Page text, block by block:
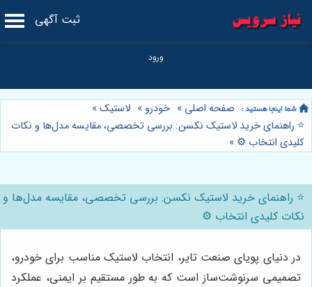
ثبت آگهی
صفحه اصلی » خودرو » لاستیک»
⭐️ راهنمای خرید لاستیک نکسن: بررسی تخصصی، مقایسه مدل‌ها و نکات
کلیدی انتخاب ⚙️ »
⭐️ راهنمای خرید لاستیک نکسن: بررسی تخصصی، مقایسه مدل‌ها و
نکات کلیدی انتخاب ⚙️
در دنیای پویای صنعت تایر، انتخاب لاستیک مناسب برای خودرو،
تصمیمی سرنوشت‌ساز است که به طور مستقیم بر ایمنی، عملکرد